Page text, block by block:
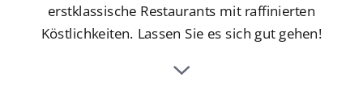
erstklassische Restaurants mit raffinierten
Köstlichkeiten. Lassen Sie es sich gut gehen!